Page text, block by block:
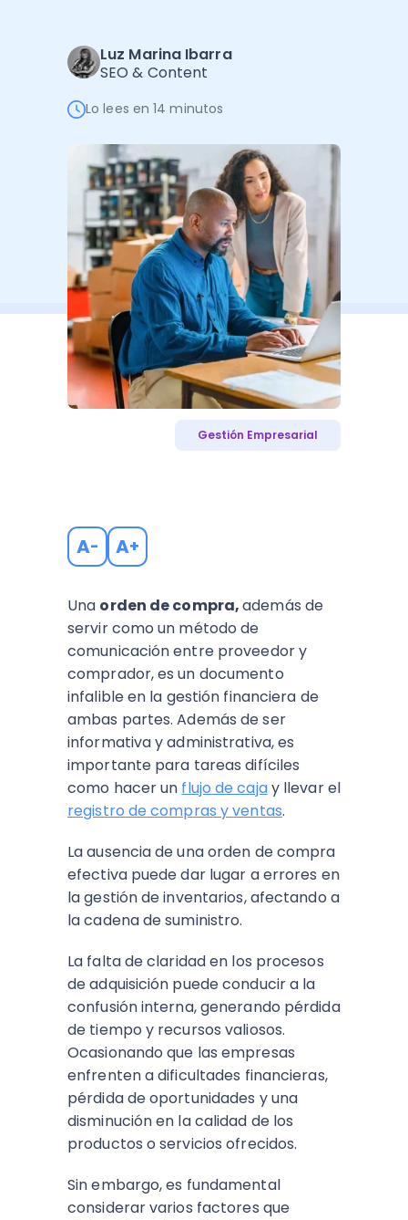
Ver todo
Ver Todo
Luz Marina Ibarra
SEO & Content
Lo lees en 14 minutos
Gestión Empresarial
A- A+
Una orden de compra,además de
servir como un método de
comunicación entre proveedor y
comprador, es un documento
infalible en la gestión financiera de
ambas partes. Además de ser
informativa y administrativa, es
importante para tareas difíciles
como hacer un flujo de cajay llevar el
registro de compras y ventas.
La ausencia de una orden de compra
efectiva puede dar lugar a errores en
la gestión de inventarios, afectando a
la cadena de suministro.
La falta de claridad en los procesos
de adquisición puede conducir a la
confusión interna, generando pérdida
de tiempo y recursos valiosos.
Ocasionando que las empresas
enfrenten a dificultades financieras,
pérdida de oportunidades y una
disminución en la calidad de los
productos o servicios ofrecidos.
Sin embargo, es fundamental
considerar varios factores que